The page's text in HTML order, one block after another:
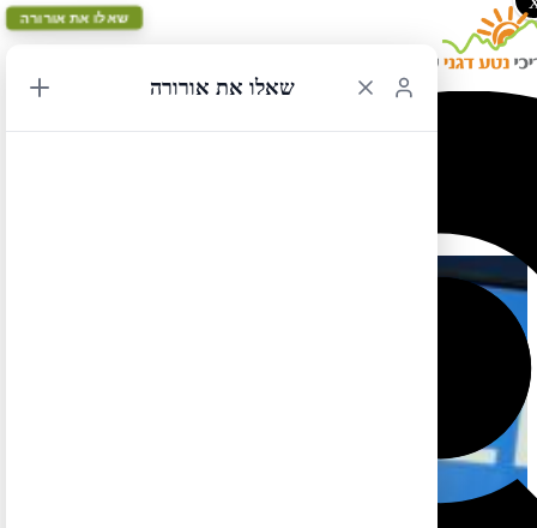
שאלו את אורורה
שאלו את אורורה